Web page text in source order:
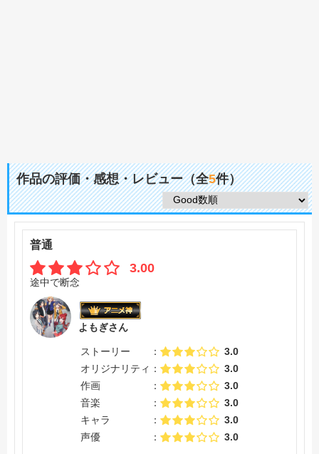
作品の評価・感想・レビュー（全5件）
普通
3.00
途中で断念
よもぎさん
ストーリー
3.0
オリジナリティ
3.0
作画
3.0
音楽
3.0
キャラ
3.0
声優
3.0